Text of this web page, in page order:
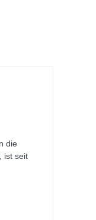
die
ist seit